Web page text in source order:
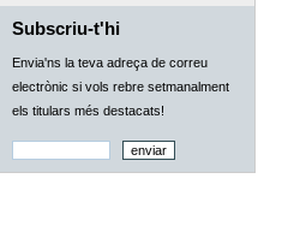
Subscriu-t'hi
Envia'ns la teva adreça de correu
electrònic si vols rebre setmanalment
els titulars més destacats!